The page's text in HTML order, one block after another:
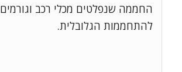
החממה שנפלטים מכלי רכב וגורמים
להתחממות הגלובלית.